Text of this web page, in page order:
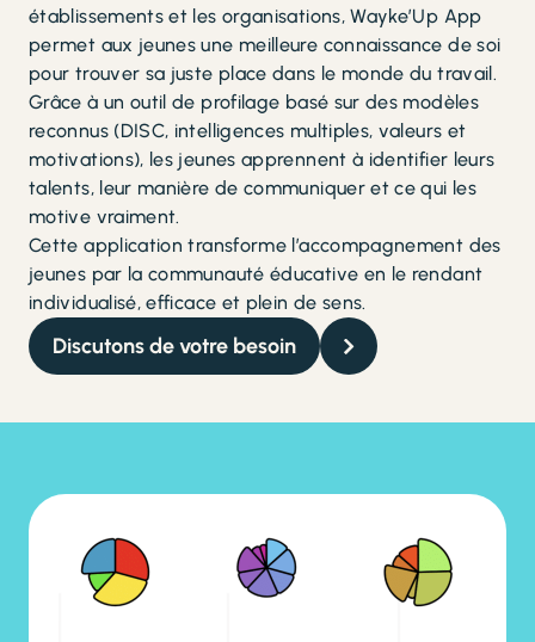
établissements et les organisations, Wayke’Up App
permet aux jeunes une meilleure connaissance de soi
pour trouver sa juste place dans le monde du travail.
Grâce à un outil de profilage basé sur des modèles
reconnus (DISC, intelligences multiples, valeurs et
motivations), les jeunes apprennent à identifier leurs
talents, leur manière de communiquer et ce qui les
motive vraiment.
Cette application transforme l’accompagnement des
jeunes par la communauté éducative en le rendant
individualisé, efficace et plein de sens.
Discutons de votre besoin